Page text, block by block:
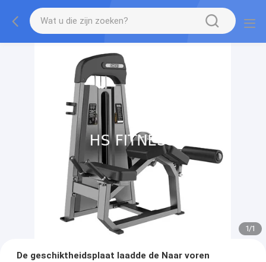
1/1
De geschiktheidsplaat laadde de Naar voren